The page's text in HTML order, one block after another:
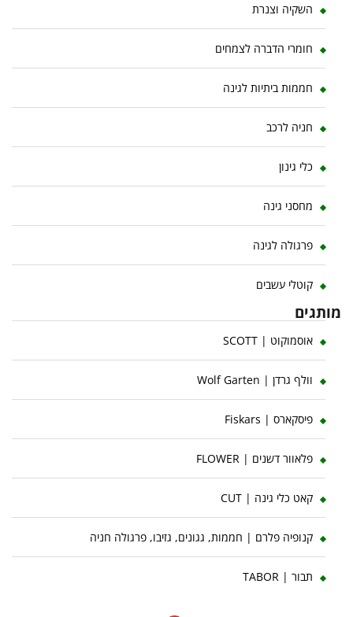
השקיה וצנרת
חומרי הדברה לצמחים
חממות ביתיות לגינה
חניה לרכב
כלי גינון
מחסני גינה
פרגולה לגינה
קוטלי עשבים
מותגים
אוסמוקוט | SCOTT
וולף גרדן | Wolf Garten
פיסקארס | Fiskars
פלאוור דשנים | FLOWER
קאט כלי גינה | CUT
קנופיה פלרם | חממות, גגונים, גזיבו, פרגולה חניה
תבור | TABOR